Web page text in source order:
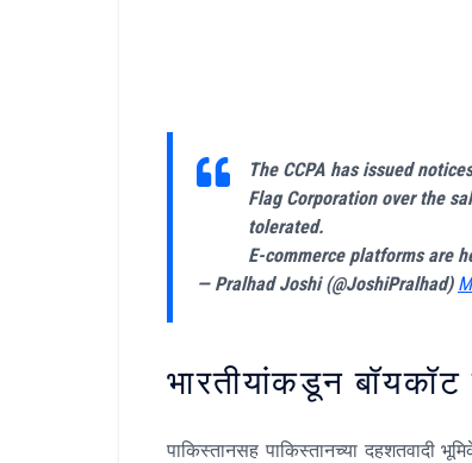
The CCPA has issued
Flag Corporation over the
tolerated.
E-commerce platforms are
— Pralhad Joshi (@JoshiPralhad)
भारतीयांकडून बॉयकॉट
पाकिस्तानसह पाकिस्तानच्या दहशतवादी